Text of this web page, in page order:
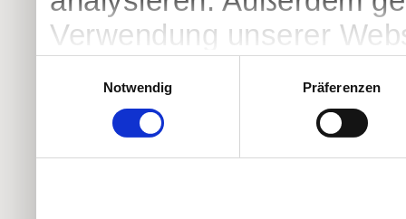
Verwendung unserer
Partner führen diese
weiteren Daten
Notwendig
Präferenzen